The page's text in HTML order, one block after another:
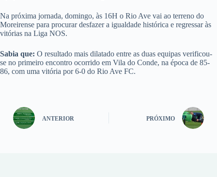
Na próxima jornada, domingo, às 16H o Rio Ave vai ao terreno do
Moreirense para procurar desfazer a igualdade histórica e regressar às
vitórias na Liga NOS.
Sabia que: O resultado mais dilatado entre as duas equipas verificou-
se no primeiro encontro ocorrido em Vila do Conde, na época de 85-
86, com uma vitória por 6-0 do Rio Ave FC.
ANTERIOR PRÓXIMO